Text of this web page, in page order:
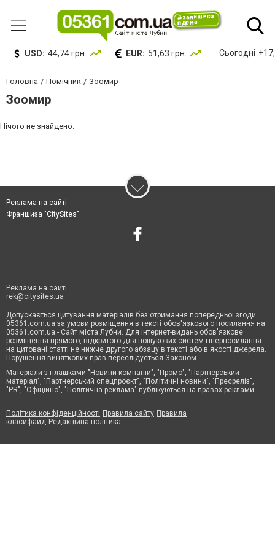
USD: 44,74 грн. EUR: 51,63 грн. Сьогодні
Головна Помічник Зоомир
Зоомир
Нічого не знайдено.
Реклама на сайті
Франшиза "CitySites"
Реклама на сайті
rek@citysites.ua
Допускається цитування матеріалів без отримання попередньої згоди
05361.com.ua за умови розміщення в тексті обов'язкового посилання на
05361.com.ua - Сайт міста Лубни. Для інтернет-видань обов'язкове
розміщення прямого, відкритого для пошукових систем гіперпосилання
на цитовані статті не нижче другого абзацу в тексті або в якості джерела.
Порушення виняткових прав переслідується Законом.
Матеріали з плашками "Новини компаній", "Промо", "Партнерський
матеріал", "Партнерський спецпроєкт", "Політичні новини", "Пресреліз",
"PR", "Офіційно", "Політична реклама" публікуються на правах реклами.
Політика конфіденційності Правила сайту Правила
класифайд Редакційна політика